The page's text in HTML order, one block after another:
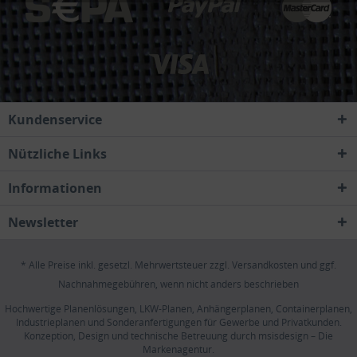
Kundenservice
Nützliche Links
Informationen
Newsletter
* Alle Preise inkl. gesetzl. Mehrwertsteuer zzgl. Versandkosten und ggf.
Nachnahmegebühren, wenn nicht anders beschrieben
Hochwertige Planenlösungen, LKW-Planen, Anhängerplanen, Containerplanen,
Industrieplanen und Sonderanfertigungen für Gewerbe und Privatkunden.
Konzeption, Design und technische Betreuung durch msisdesign – Die
Markenagentur.